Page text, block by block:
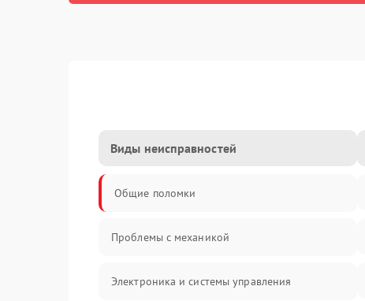
Виды неисправностей
Общие поломки
Проблемы с механикой
Электроника и системы управления